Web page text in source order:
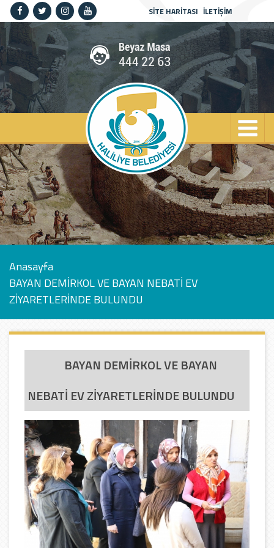
SİTE HARİTASI İLETİŞİM
Anasayfa
BAYAN DEMİRKOL VE BAYAN NEBATİ EV
ZİYARETLERİNDE BULUNDU
BAYAN DEMİRKOL VE BAYAN
NEBATİ EV ZİYARETLERİNDE BULUNDU
Anasayfa
Kurumsal
Haliliye
Spor
Kültür
Sanat
Güncel
İletişim